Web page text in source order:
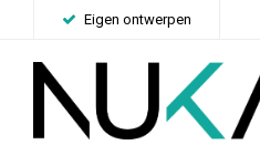
Eigen ontwerpen